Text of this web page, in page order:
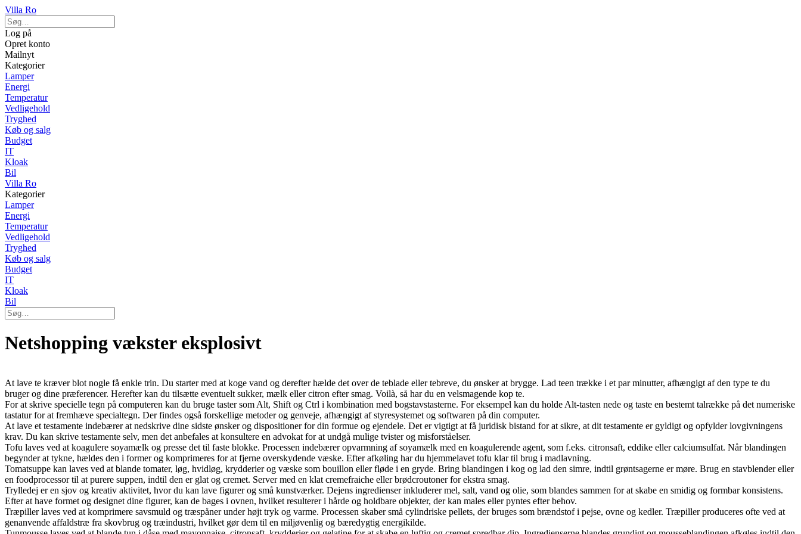
Villa Ro
Log på
Opret konto
Mailnyt
Kategorier
Lamper
Energi
Temperatur
Vedligehold
Tryghed
Køb og salg
Budget
IT
Kloak
Bil
Villa Ro
Kategorier
Lamper
Energi
Temperatur
Vedligehold
Tryghed
Køb og salg
Budget
IT
Kloak
Bil
Netshopping vækster eksplosivt
At lave te kræver blot nogle få enkle trin. Du starter med at koge vand og derefter hælde det over de teblade eller tebreve, du ønsker at brygge. Lad teen trække i et par minutter, afhængigt af den type te du
bruger og dine præferencer. Herefter kan du tilsætte eventuelt sukker, mælk eller citron efter smag. Voilà, så har du en velsmagende kop te.
For at skrive specielle tegn på computeren kan du bruge taster som Alt, Shift og Ctrl i kombination med bogstavstasterne. For eksempel kan du holde Alt-tasten nede og taste en bestemt talrække på det numeriske
tastatur for at fremhæve specialtegn. Der findes også forskellige metoder og genveje, afhængigt af styresystemet og softwaren på din computer.
At lave et testamente indebærer at nedskrive dine sidste ønsker og dispositioner for din formue og ejendele. Det er vigtigt at få juridisk bistand for at sikre, at dit testamente er gyldigt og opfylder lovgivningens
krav. Du kan skrive testamente selv, men det anbefales at konsultere en advokat for at undgå mulige tvister og misforståelser.
Tofu laves ved at koagulere soyamælk og presse det til faste blokke. Processen indebærer opvarmning af soyamælk med en koagulerende agent, som f.eks. citronsaft, eddike eller calciumsulfat. Når blandingen
begynder at tykne, hældes den i former og komprimeres for at fjerne overskydende væske. Efter afkøling har du hjemmelavet tofu klar til brug i madlavning.
Tomatsuppe kan laves ved at blande tomater, løg, hvidløg, krydderier og væske som bouillon eller fløde i en gryde. Bring blandingen i kog og lad den simre, indtil grøntsagerne er møre. Brug en stavblender eller
en foodprocessor til at purere suppen, indtil den er glat og cremet. Server med en klat cremefraiche eller brødcroutoner for ekstra smag.
Trylledej er en sjov og kreativ aktivitet, hvor du kan lave figurer og små kunstværker. Dejens ingredienser inkluderer mel, salt, vand og olie, som blandes sammen for at skabe en smidig og formbar konsistens.
Efter at have formet og designet dine figurer, kan de bages i ovnen, hvilket resulterer i hårde og holdbare objekter, der kan males eller pyntes efter behov.
Træpiller laves ved at komprimere savsmuld og træspåner under højt tryk og varme. Processen skaber små cylindriske pellets, der bruges som brændstof i pejse, ovne og kedler. Træpiller produceres ofte ved at
genanvende affaldstræ fra skovbrug og træindustri, hvilket gør dem til en miljøvenlig og bæredygtig energikilde.